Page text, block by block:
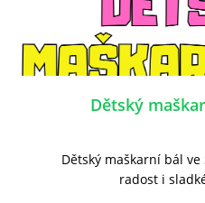
FOTOGALERIE
Dětský
Dětský maškarní bál
radost i